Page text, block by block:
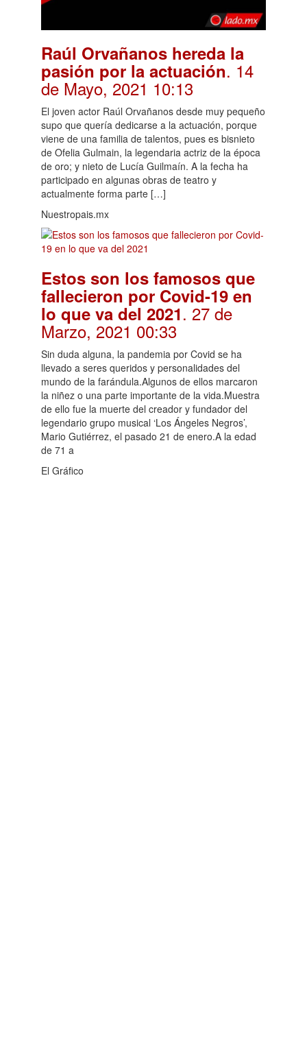
Raúl Orvañanos hereda la
pasión por la actuación. 14
de Mayo, 2021 10:13
El joven actor Raúl Orvañanos desde muy pequeño
supo que quería dedicarse a la actuación, porque
viene de una familia de talentos, pues es bisnieto
de Ofelia Gulmain, la legendaria actriz de la época
de oro; y nieto de Lucía Guilmaín. A la fecha ha
participado en algunas obras de teatro y
actualmente forma parte […]
Nuestropais.mx
Estos son los famosos que
fallecieron por Covid-19 en
lo que va del 2021. 27 de
Marzo, 2021 00:33
Sin duda alguna, la pandemia por Covid se ha
llevado a seres queridos y personalidades del
mundo de la farándula.Algunos de ellos marcaron
la niñez o una parte importante de la vida.Muestra
de ello fue la muerte del creador y fundador del
legendario grupo musical ‘Los Ángeles Negros’,
Mario Gutiérrez, el pasado 21 de enero.A la edad
de 71 a
El Gráfico